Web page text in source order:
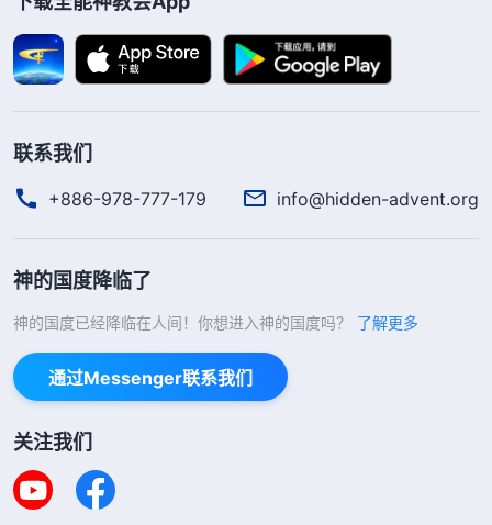
合真理的，就把神的话排斥或者放弃了，就不把神的
话当作真理来接受了，也不把蒙拯救当回事了，觉得
路。因为受不了社会舆论的谴责，所以你宁可选择放
权势投降，宁可得罪神也不实行真理。你们说，人可
不可怜？人是不是需要神的拯救？有些人信神多年对
孝敬父母的事还是看不透，真是不明白真理。他始终
冲不破这一层世俗关系，他没有这个胆量，也没有这
个信心，更没有这个心志，那他就无法达到爱神、顺
服神了。”《话・卷三 末世基督座谈纪要・认识自己的错
痛苦的根源就是来自传统文化。从小老师就教育我们
要孝敬父母，这是中华民族的传统美德，父母也给我
联系我们
+886-978-777-179 info@hidden-advent.org
神的国度降临了
神的国度已经降临在人间！你想进入神的国度吗？ 了解更多
通过Messenger联系我们
关注我们